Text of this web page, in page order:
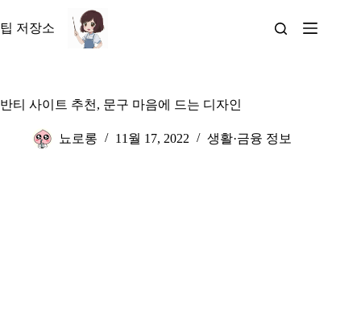
문
뛰
팁 저장소
반티 사이트 추천, 문구 마음에 드는 디자인
뇨로롱 11월 17, 2022 생활·금융 정보